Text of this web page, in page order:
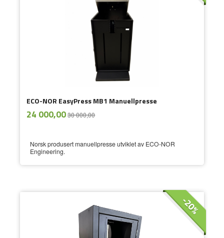
ECO-NOR EasyPress MB1 Manuellpresse
Tilbud
24 000,0030 000,00mva.
Norsk produsert manuellpresse utviklet av ECO-NOR
Engineering.
-20%